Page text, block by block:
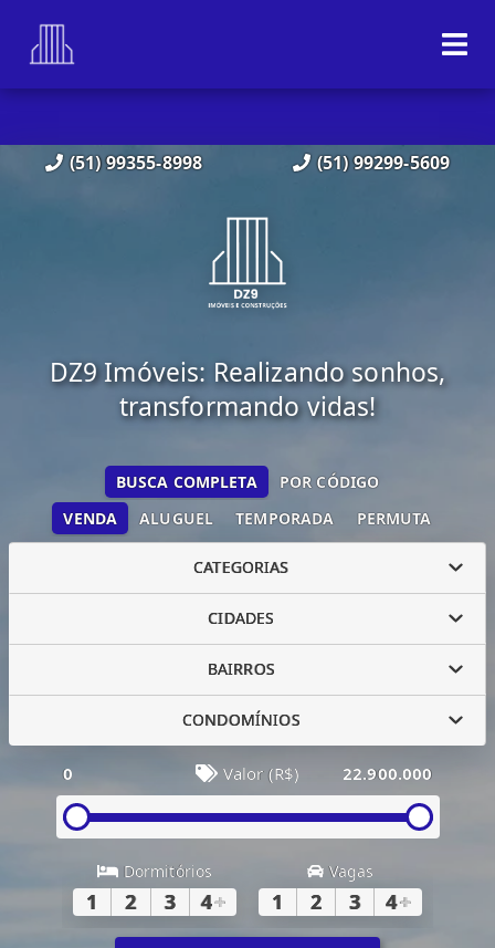
(51) 99355-8998 (51) 99299-5609
DZ9 Imóveis: Realizando sonhos,
transformando vidas!
VENDA ALUGUEL TEMPORADA PERMUTA
BUSCA COMPLETA POR CÓDIGO
CATEGORIAS
CIDADES
BAIRROS
CONDOMÍNIOS
0 Valor (R$) 22.900.000
Dormitórios
1 2 3 4+
Vagas
1 2 3 4+